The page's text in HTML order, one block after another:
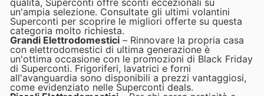
un'ampia selezione. Consultate gli ultimi volantini
Superconti per scoprire le migliori offerte su questa
categoria molto richiesta.
Grandi Elettrodomestici – Rinnovare la propria casa
con elettrodomestici di ultima generazione è
un'ottima occasione con le promozioni di Black Friday
di Superconti. Frigoriferi, lavatrici e forni
all'avanguardia sono disponibili a prezzi vantaggiosi,
come evidenziato nelle Superconti deals.